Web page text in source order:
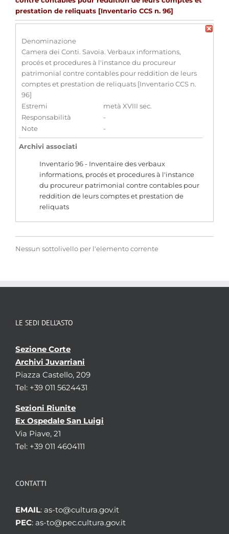
prestation de reliquats [Inventario CCS n. 96]
Denominazione
Camera dei Conti. Savoia. Verbaux informations,
procés et procedures à l'instance du procureur
patrimonial contre contables pour reddition de leurs
comptes et prestation de reliquats [Inventario CCS n.
96]
Estremi
metà XVIII sec.
Responsabilità
-
Note
-
Archivi associati
Inventario 96 - Inventaire des verbaux
informations, procés et procedures à l'instance
du procureur patrimonial contre contables pour
reddition de leurs comptes et prestation de
reliquats
Nessun sottolivello per l'elemento corrente
LE SEDI DELL’ASTO
Sezione Corte
Archivi Juvarriani
Piazza Castello, 209
Tel: +39 011 5624431
Sezioni Riunite
Ex Ospedale San Luigi
Via Piave, 21
Tel: +39 011 4604111
CONTATTI
EMAIL: as-to@cultura.gov.it
PEC: as-to@pec.cultura.gov.it